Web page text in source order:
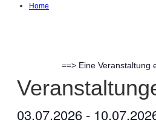
Home
==> Eine Veranstaltung
03.07.2026 -